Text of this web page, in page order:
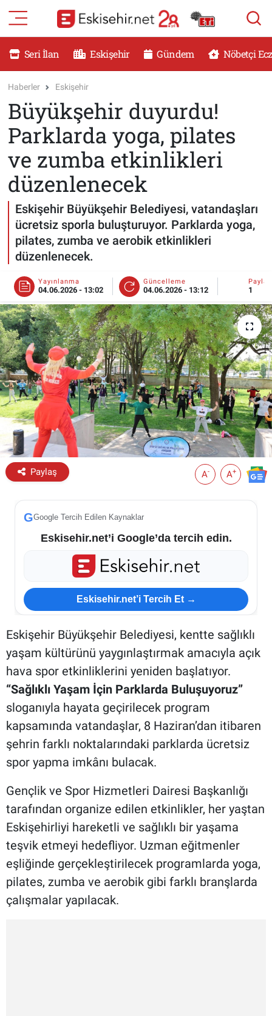
Seri İlan Eskişehir Gündem Nöbetçi
Haberler Eskişehir
Büyükşehir duyurdu!
Parklarda yoga, pilates
ve zumba etkinlikleri
düzenlenecek
Eskişehir Büyükşehir Belediyesi, vatandaşları
ücretsiz sporla buluşturuyor. Parklarda yoga,
pilates, zumba ve aerobik etkinlikleri
düzenlenecek.
Yayınlanma
04.06.2026 - 13:02
Güncelleme
04.06.2026 - 13:12 1
Paylaş A- A+
GGoogle Tercih Edilen Kaynaklar
Eskisehir.net’i Google’da tercih edin.
Eskisehir.net’i Tercih Et →
Eskişehir Büyükşehir Belediyesi, kentte sağlıklı
yaşam kültürünü yaygınlaştırmak amacıyla açık
hava spor etkinliklerini yeniden başlatıyor.
“Sağlıklı Yaşam İçin Parklarda Buluşuyoruz”
sloganıyla hayata geçirilecek program
kapsamında vatandaşlar, 8 Haziran’dan itibaren
şehrin farklı noktalarındaki parklarda ücretsiz
spor yapma imkânı bulacak.
Gençlik ve Spor Hizmetleri Dairesi Başkanlığı
tarafından organize edilen etkinlikler, her yaştan
Eskişehirliyi hareketli ve sağlıklı bir yaşama
teşvik etmeyi hedefliyor. Uzman eğitmenler
eşliğinde gerçekleştirilecek programlarda yoga,
pilates, zumba ve aerobik gibi farklı branşlarda
çalışmalar yapılacak.
RESMİ İLANLAR
DÜNYA
SAĞLIK
MAGAZİN
KADIN
TEKNOLOJİ
YEMEK
ESKİŞEHİR NÖBETÇİ ECZANELER
Eskişehir Haber İçerikleri
Eskişehir Hava Durumu
Eskişehir Tramvay Saatleri
Eskişehir Otobüs Saatleri
Eskişehir Nöbetçi Eczaneler
Eskişehir Namaz Vakitleri
Eskişehir Trafik Yoğunluk Haritası
Süper Lig Puan Durumu ve Fikstür
Tüm Manşetler
Son Dakika Haberleri
Haber Arşivi